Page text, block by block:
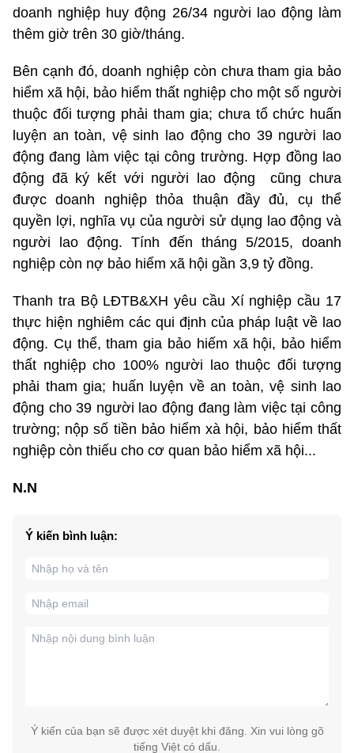
doanh nghiệp huy động 26/34 người lao động làm
thêm giờ trên 30 giờ/tháng.
Bên cạnh đó, doanh nghiệp còn chưa tham gia bảo
hiểm xã hội, bảo hiểm thất nghiệp cho một số người
thuộc đối tượng phải tham gia; chưa tổ chức huấn
luyện an toàn, vệ sinh lao động cho 39 người lao
động đang làm việc tại công trường. Hợp đồng lao
động đã ký kết với người lao động cũng chưa
được doanh nghiệp thỏa thuận đầy đủ, cụ thể
quyền lợi, nghĩa vụ của người sử dụng lao động và
người lao động. Tính đến tháng 5/2015, doanh
nghiệp còn nợ bảo hiểm xã hội gần 3,9 tỷ đồng.
Thanh tra Bộ LĐTB&XH yêu cầu Xí nghiệp cầu 17
thực hiện nghiêm các qui định của pháp luật về lao
động. Cụ thể, tham gia bảo hiếm xã hội, bảo hiểm
thất nghiệp cho 100% người lao thuộc đối tượng
phải tham gia; huấn luyện về an toàn, vệ sinh lao
động cho 39 người lao động đang làm việc tại công
trường; nộp số tiền bảo hiểm xà hội, bảo hiểm thất
nghiệp còn thiếu cho cơ quan bảo hiểm xã hội...
N.N
Ý kiến bình luận:
Ý kiến của bạn sẽ được xét duyệt khi đăng. Xin vui lòng gõ
tiếng Việt có dấu.